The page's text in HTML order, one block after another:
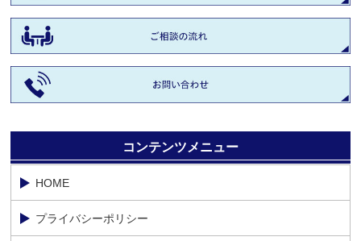
コンテンツメニュー
HOME
プライバシーポリシー